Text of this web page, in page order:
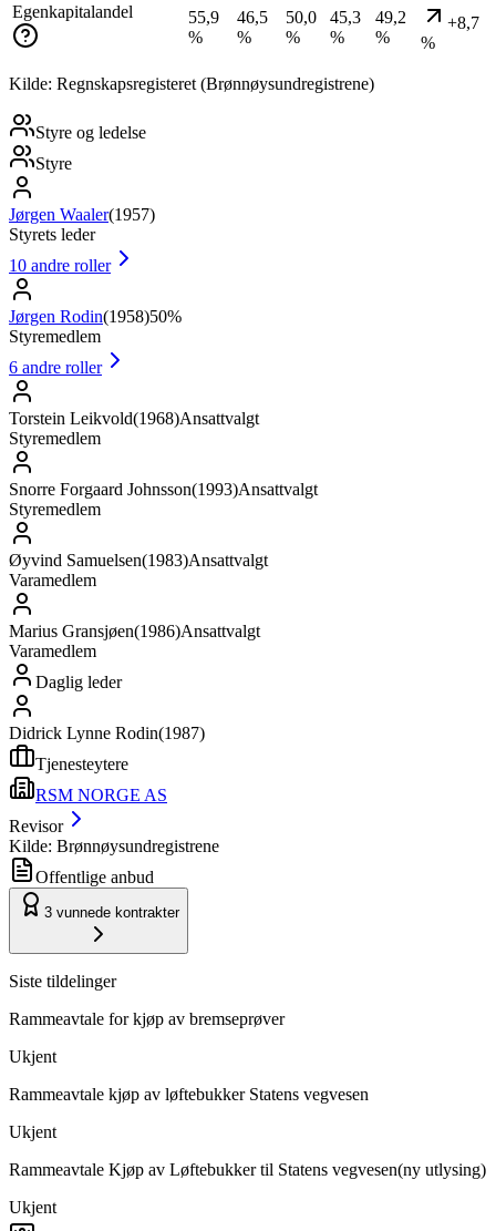
Egenkapitalandel
55,9
%
46,5
%
50,0
%
45,3
%
49,2
%
+8,7
%
Kilde: Regnskapsregisteret (Brønnøysundregistrene)
Styre og ledelse
Styre
Jørgen Waaler(1957)
Styrets leder
10 andre roller
Jørgen Rodin(1958)50%
Styremedlem
6 andre roller
Torstein Leikvold(1968)Ansattvalgt
Styremedlem
Snorre Forgaard Johnsson(1993)Ansattvalgt
Styremedlem
Øyvind Samuelsen(1983)Ansattvalgt
Varamedlem
Marius Gransjøen(1986)Ansattvalgt
Varamedlem
Daglig leder
Didrick Lynne Rodin(1987)
Tjenesteytere
RSM NORGE AS
Revisor
Kilde: Brønnøysundregistrene
Offentlige anbud
3 vunnede kontrakter
Siste tildelinger
Rammeavtale for kjøp av bremseprøver
Ukjent
Rammeavtale kjøp av løftebukker Statens vegvesen
Ukjent
Rammeavtale Kjøp av Løftebukker til Statens vegvesen(ny utlysing)
Ukjent